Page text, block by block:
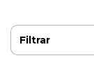
Filtrar